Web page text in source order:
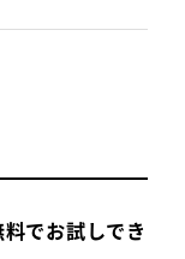
でお試しでき